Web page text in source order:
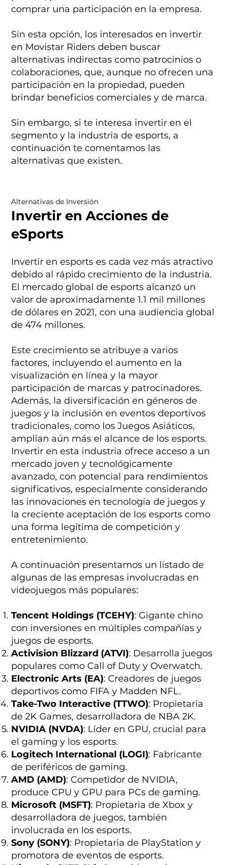
Alternativas de Inversión
Invertir en Acciones de
eSports
Invertir en esports es cada vez más atractivo
debido al rápido crecimiento de la industria.
El mercado global de esports alcanzó un
valor de aproximadamente 1.1 mil millones
de dólares en 2021, con una audiencia global
de 474 millones.
Este crecimiento se atribuye a varios
factores, incluyendo el aumento en la
visualización en línea y la mayor
participación de marcas y patrocinadores.
Además, la diversificación en géneros de
juegos y la inclusión en eventos deportivos
tradicionales, como los Juegos Asiáticos,
amplían aún más el alcance de los esports.
Invertir en esta industria ofrece acceso a un
mercado joven y tecnológicamente
avanzado, con potencial para rendimientos
significativos, especialmente considerando
las innovaciones en tecnología de juegos y
la creciente aceptación de los esports como
una forma legítima de competición y
entretenimiento.
A continuación presentamos un listado de
algunas de las empresas involucradas en
videojuegos más populares:
Tencent Holdings (TCEHY): Gigante chino
con inversiones en múltiples compañías y
juegos de esports.
Activision Blizzard (ATVI): Desarrolla juegos
populares como Call of Duty y Overwatch.
Electronic Arts (EA): Creadores de juegos
deportivos como FIFA y Madden NFL.
Take-Two Interactive (TTWO): Propietaria
de 2K Games, desarrolladora de NBA 2K.
NVIDIA (NVDA): Líder en GPU, crucial para
el gaming y los esports.
Logitech International (LOGI): Fabricante
de periféricos de gaming.
AMD (AMD): Competidor de NVIDIA,
produce CPU y GPU para PCs de gaming.
Microsoft (MSFT): Propietaria de Xbox y
desarrolladora de juegos, también
involucrada en los esports.
Sony (SONY): Propietaria de PlayStation y
promotora de eventos de esports.
comprar una participación en la empresa.
Sin esta opción, los interesados en invertir
en Movistar Riders deben buscar
alternativas indirectas como patrocinios o
colaboraciones, que, aunque no ofrecen una
participación en la propiedad, pueden
brindar beneficios comerciales y de marca.
Sin embargo, si te interesa invertir en el
segmento y la industria de esports, a
continuación te comentamos las
alternativas que existen.